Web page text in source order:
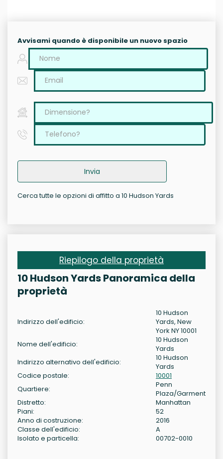
Avvisami quando è disponibile un nuovo spazio
Invia
Cerca tutte le opzioni di affitto a 10 Hudson Yards
Riepilogo della proprietà
10 Hudson Yards Panoramica della
proprietà
Indirizzo dell'edificio:
10 Hudson
Yards, New
York NY 10001
Nome dell'edificio:
10 Hudson
Yards
Indirizzo alternativo dell'edificio:
10 Hudson
Yards
Codice postale:
10001
Quartiere:
Penn
Plaza/Garment
Distretto:
Manhattan
Piani:
52
Anno di costruzione:
2016
Classe dell'edificio:
A
Isolato e particella:
00702-0010